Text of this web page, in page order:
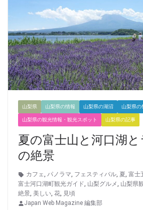
山梨県 山梨県の情報 山梨県の湖沼 山梨県の
山梨県の観光情報・観光スポット 山梨県の記事
夏の富士山と河口湖
の絶景
カフェ, パノラマ, フェスティバル, 夏, 富士
富士河口湖町観光ガイド, 山梨グルメ, 山梨県
絶景, 美しい, 花, 見頃
Japan Web Magazine 編集部